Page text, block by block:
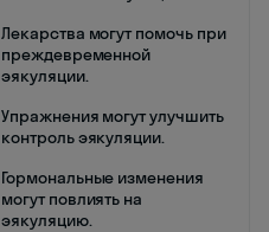
Лекарства могут помочь при
преждевременной
эякуляции.
Упражнения могут улучшить
контроль эякуляции.
Гормональные изменения
могут повлиять на
эякуляцию.